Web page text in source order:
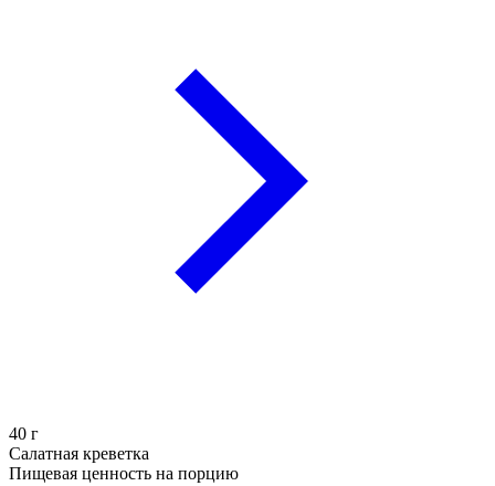
40 г
Салатная креветка
Пищевая ценность на порцию